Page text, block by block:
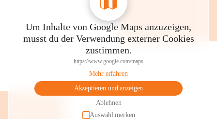
Um Inhalte von Google Maps anzuzeigen,
musst du der Verwendung externer Cookies
zustimmen.
https://www.google.com/maps
Mehr erfahren
Akzeptieren und anzeigen
Ablehnen
Auswahl merken